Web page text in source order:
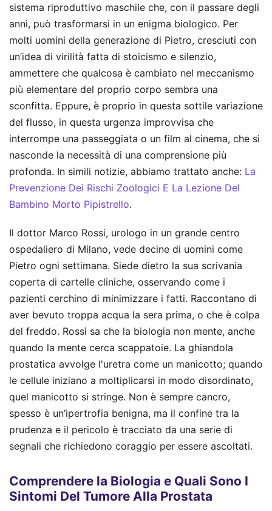
sistema riproduttivo maschile che, con il passare degli
anni, può trasformarsi in un enigma biologico. Per
molti uomini della generazione di Pietro, cresciuti con
un’idea di virilità fatta di stoicismo e silenzio,
ammettere che qualcosa è cambiato nel meccanismo
più elementare del proprio corpo sembra una
sconfitta. Eppure, è proprio in questa sottile variazione
del flusso, in questa urgenza improvvisa che
interrompe una passeggiata o un film al cinema, che si
nasconde la necessità di una comprensione più
profonda. In simili notizie, abbiamo trattato anche: La
Prevenzione Dei Rischi Zoologici E La Lezione Del
Bambino Morto Pipistrello.
Il dottor Marco Rossi, urologo in un grande centro
ospedaliero di Milano, vede decine di uomini come
Pietro ogni settimana. Siede dietro la sua scrivania
coperta di cartelle cliniche, osservando come i
pazienti cerchino di minimizzare i fatti. Raccontano di
aver bevuto troppa acqua la sera prima, o che è colpa
del freddo. Rossi sa che la biologia non mente, anche
quando la mente cerca scappatoie. La ghiandola
prostatica avvolge l'uretra come un manicotto; quando
le cellule iniziano a moltiplicarsi in modo disordinato,
quel manicotto si stringe. Non è sempre cancro,
spesso è un’ipertrofia benigna, ma il confine tra la
prudenza e il pericolo è tracciato da una serie di
segnali che richiedono coraggio per essere ascoltati.
Comprendere la Biologia e Quali Sono I
Sintomi Del Tumore Alla Prostata